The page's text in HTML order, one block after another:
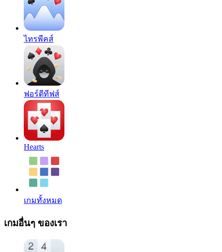
ไทรพีคส์
ฟอร์ตีทีฟส์
Hearts
เกมทั้งหมด
เกมอื่นๆ ของเรา